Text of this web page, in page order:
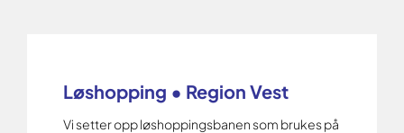
Løshopping • Region Vest
Vi setter opp løshoppingsbanen som brukes på